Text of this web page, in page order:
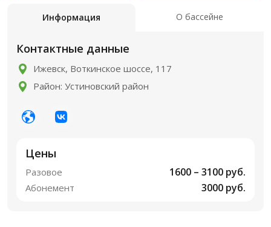
Информация О бассейне
Контактные данные
Ижевск, Воткинское шоссе, 117
Район: Устиновский район
Цены
Разовое 1600 – 3100 руб.
Абонемент 3000 руб.